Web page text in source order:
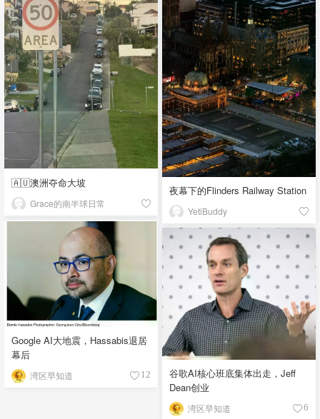
夜幕下的Flinders Railway Station
YetiBuddy
🇦🇺澳洲夺命大坡
Grace的南半球日常
Google AI大地震，Hassabis退居
幕后
湾区早知道 12
谷歌AI核心班底集体出走，Jeff
Dean创业
湾区早知道 6